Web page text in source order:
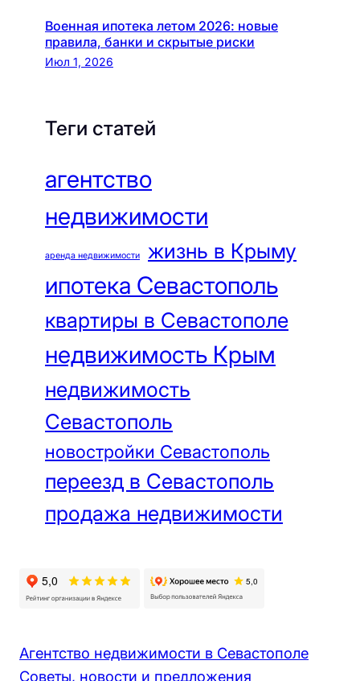
Военная ипотека летом 2026: новые
правила, банки и скрытые риски
Июл 1, 2026
Теги статей
агентство
недвижимости
аренда недвижимости жизнь в Крыму
ипотека Севастополь
квартиры в Севастополе
недвижимость Крым
недвижимость
Севастополь
новостройки Севастополь
переезд в Севастополь
продажа недвижимости
Агентство недвижимости в Севастополе
Советы, новости и предложения